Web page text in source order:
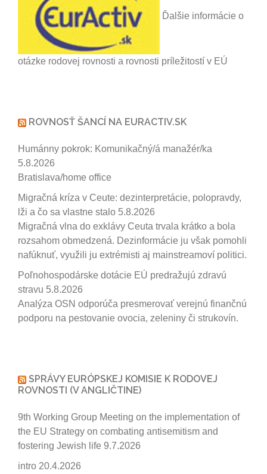
Ďalšie informácie o
otázke rodovej rovnosti a rovnosti príležitostí v EÚ
ROVNOSŤ ŠANCÍ NA EURACTIV.SK
Humánny pokrok: Komunikačný/á manažér/ka
5.8.2026
Bratislava/home office
Migračná kríza v Ceute: dezinterpretácie, polopravdy,
lži a čo sa vlastne stalo 5.8.2026
Migračná vlna do exklávy Ceuta trvala krátko a bola
rozsahom obmedzená. Dezinformácie ju však pomohli
nafúknuť, využili ju extrémisti aj mainstreamoví politici.
Poľnohospodárske dotácie EÚ predražujú zdravú
stravu 5.8.2026
Analýza OSN odporúča presmerovať verejnú finančnú
podporu na pestovanie ovocia, zeleniny či strukovín.
SPRÁVY EURÓPSKEJ KOMISIE K RODOVEJ
ROVNOSTI (V ANGLIČTINE)
9th Working Group Meeting on the implementation of
the EU Strategy on combating antisemitism and
fostering Jewish life 9.7.2026
intro 20.4.2026